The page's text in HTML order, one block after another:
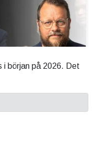
i början på 2026. Det